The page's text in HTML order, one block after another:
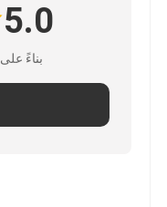
5.0
بناءً على 50 مراجعة لهذا المورد